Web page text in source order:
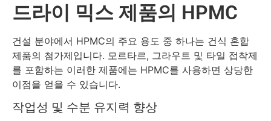
드라이 믹스 제품의 HPMC
건설 분야에서 HPMC의 주요 용도 중 하나는 건식 혼합
제품의 첨가제입니다. 모르타르, 그라우트 및 타일 접착제
를 포함하는 이러한 제품에는 HPMC를 사용하면 상당한
이점을 얻을 수 있습니다.
작업성 및 수분 유지력 향상